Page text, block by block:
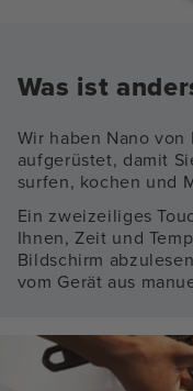
Was ist
Wir haben Nano
aufgerüstet, damit
surfen, kochen und
Ein zweizeiliges
Ihnen, Zeit und
Bildschirm
vom Gerät aus